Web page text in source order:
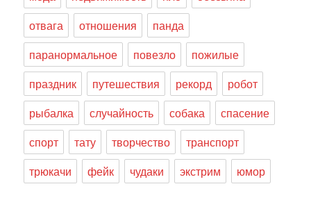
отвага
отношения
панда
паранормальное
повезло
пожилые
праздник
путешествия рекорд
робот
рыбалка
случайность собака
спасение
спорт
тату творчество
транспорт
трюкачи
фейк чудаки экстрим юмор